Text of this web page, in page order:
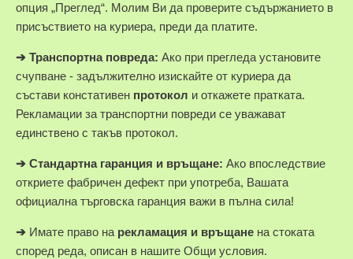
опция „Преглед“. Молим Ви да проверите съдържанието в
присъствието на куриера, преди да платите.
➔ Транспортна повреда: Ако при прегледа установите
счупване - задължително изискайте от куриера да
състави констативен протокол и откажете пратката.
Рекламации за транспортни повреди се уважават
единствено с такъв протокол.
➔ Стандартна гаранция и връщане: Ако впоследствие
откриете фабричен дефект при употреба, Вашата
официална търговска гаранция важи в пълна сила!
➔ Имате право на рекламация и връщане на стоката
според реда, описан в нашите Общи условия.